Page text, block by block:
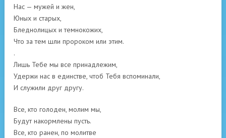
Нас — мужей и жен,
Юных и старых,
Бледнолицых и темнокожих,
Что за тем шли пророком или этим.
.
Лишь Тебе мы все принадлежим,
Удержи нас в единстве, чтоб Тебя вспоминали,
И служили друг другу.
Все, кто голоден, молим мы,
Будут накормлены пусть.
Все, кто ранен, по молитве